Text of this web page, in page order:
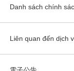
Danh sách chính
Liên quan đến dịch